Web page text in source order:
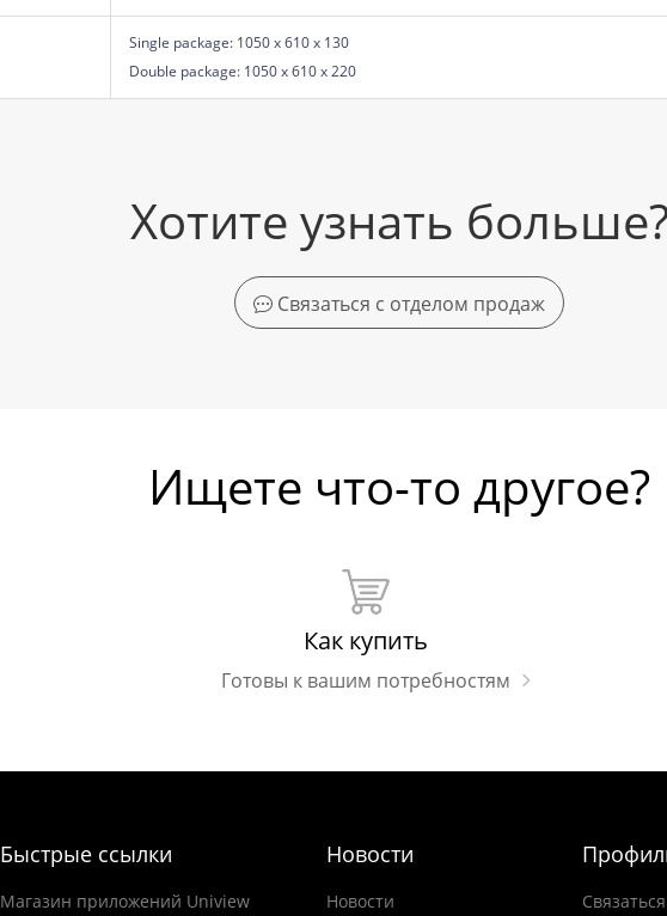
Single package: 1050 x 610 x 130
Double package: 1050 x 610 x 220
Хотите узнать
Связаться с отделом продаж
Ищете что-то другое?
Как купить
Готовы к вашим потребностям
Быстрые ссылки
Магазин приложений Uniview
Новости
Новости